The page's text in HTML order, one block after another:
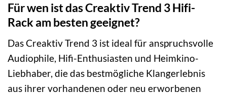
Für wen ist das Creaktiv Trend 3 Hifi-
Rack am besten geeignet?
Das Creaktiv Trend 3 ist ideal für anspruchsvolle
Audiophile, Hifi-Enthusiasten und Heimkino-
Liebhaber, die das bestmögliche Klangerlebnis
aus ihrer vorhandenen oder neu erworbenen